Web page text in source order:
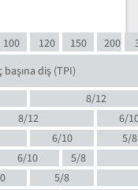
100 120 150 200
başına diş (TPI)
8/12
8/12
6/
6/10
5/8
6/10
5/8
5/8